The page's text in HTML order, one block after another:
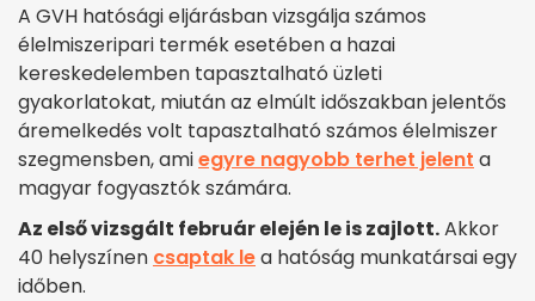
A GVH hatósági eljárásban vizsgálja számos
élelmiszeripari termék esetében a hazai
kereskedelemben tapasztalható üzleti
gyakorlatokat, miután az elmúlt időszakban jelentős
áremelkedés volt tapasztalható számos élelmiszer
szegmensben, amiegyre nagyobb terhet jelent a
magyar fogyasztók számára.
Az első vizsgált február elején le is zajlott.Akkor
40 helyszínen csaptak lea hatóság munkatársai egy
időben.